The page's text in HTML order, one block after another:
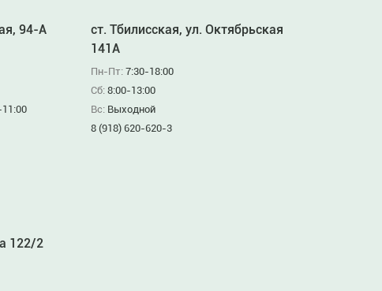
94-А
ст. Тбилисская, ул. Октябрьская
141А
Пн-Пт: 7:30-18:00
Сб: 8:00-13:00
Вс: Выходной
8 (918) 620-620-3
122/2